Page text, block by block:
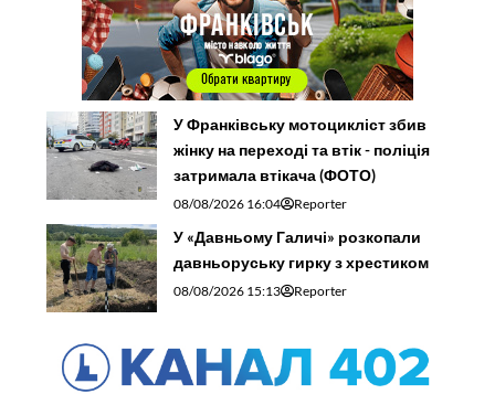
У Франківську мотоцикліст збив
жінку на переході та втік - поліція
затримала втікача (ФОТО)
08/08/2026 16:04 Reporter
У «Давньому Галичі» розкопали
давньоруську гирку з хрестиком
08/08/2026 15:13 Reporter